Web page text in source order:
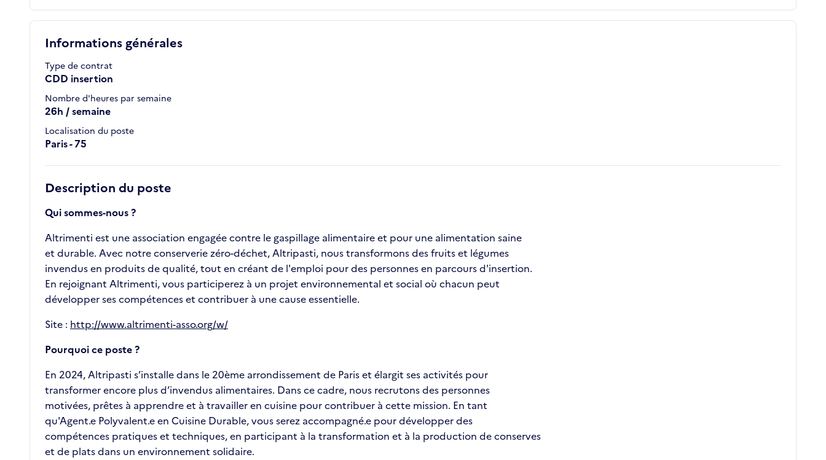
Informations générales
Type de contrat
CDD insertion
Nombre d'heures par semaine
26h / semaine
Localisation du poste
Paris - 75
Description du poste
Qui sommes-nous ?
Altrimenti est une association engagée contre le gaspillage alimentaire et pour une alimentation saine
et durable. Avec notre conserverie zéro-déchet, Altripasti, nous transformons des fruits et légumes
invendus en produits de qualité, tout en créant de l'emploi pour des personnes en parcours d'insertion.
En rejoignant Altrimenti, vous participerez à un projet environnemental et social où chacun peut
développer ses compétences et contribuer à une cause essentielle.
Site : http://www.altrimenti-asso.org/w/
Pourquoi ce poste ?
En 2024, Altripasti s’installe dans le 20ème arrondissement de Paris et élargit ses activités pour
transformer encore plus d’invendus alimentaires. Dans ce cadre, nous recrutons des personnes
motivées, prêtes à apprendre et à travailler en cuisine pour contribuer à cette mission. En tant
qu'Agent.e Polyvalent.e en Cuisine Durable, vous serez accompagné.e pour développer des
compétences pratiques et techniques, en participant à la transformation et à la production de conserves
et de plats dans un environnement solidaire.